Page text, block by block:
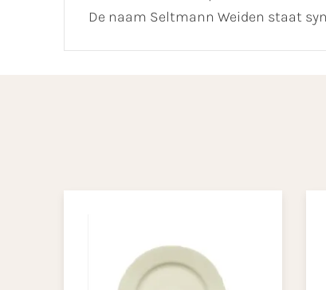
De naam Seltmann Weiden staat